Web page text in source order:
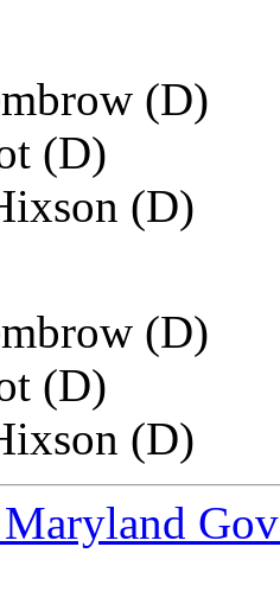
(D)
(D)
(D)
(D)
(D)
(D)